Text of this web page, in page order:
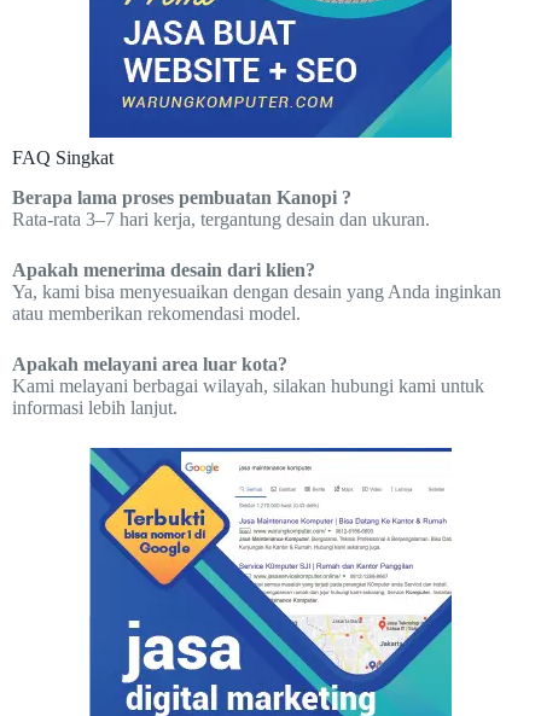
FAQ Singkat
Berapa lama proses pembuatan Kanopi ?
Rata-rata 3–7 hari kerja, tergantung desain dan ukuran.
Apakah menerima desain dari klien?
Ya, kami bisa menyesuaikan dengan desain yang Anda inginkan
atau memberikan rekomendasi model.
Apakah melayani area luar kota?
Kami melayani berbagai wilayah, silakan hubungi kami untuk
informasi lebih lanjut.